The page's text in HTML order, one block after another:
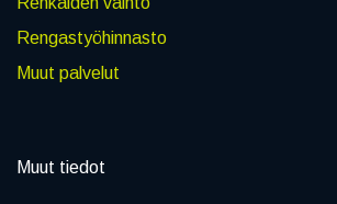
Rengastyöhinnasto
Muut palvelut
Muut tiedot